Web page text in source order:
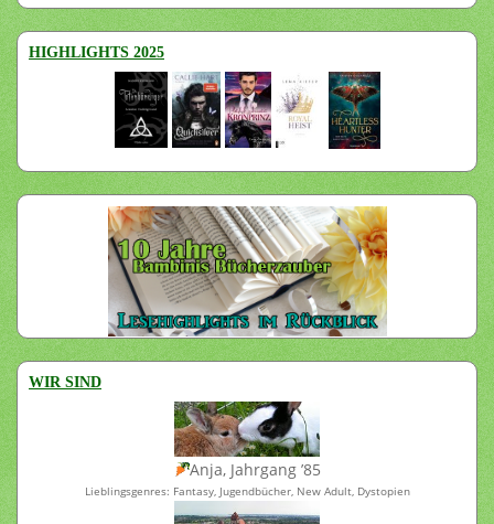
HIGHLIGHTS 2025
WIR SIND
Anja, Jahrgang ’85
Lieblingsgenres: Fantasy, Jugendbücher, New Adult, Dystopien